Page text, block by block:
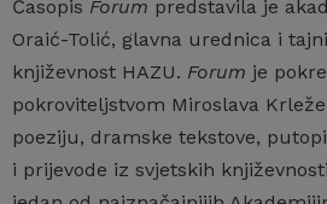
Časopis Forum predstavila je
Oraić-Tolić, glavna urednica i
književnost HAZU. Forum je
pokroviteljstvom Miroslava
poeziju, dramske tekstove,
i prijevode iz svjetskih